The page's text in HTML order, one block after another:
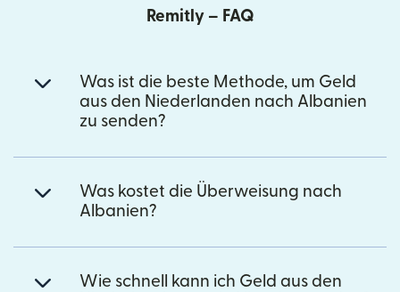
Remitly – FAQ
Was ist die beste Methode, um Geld
aus den Niederlanden nach Albanien
zu senden?
Was kostet die Überweisung nach
Albanien?
Wie schnell kann ich Geld aus den